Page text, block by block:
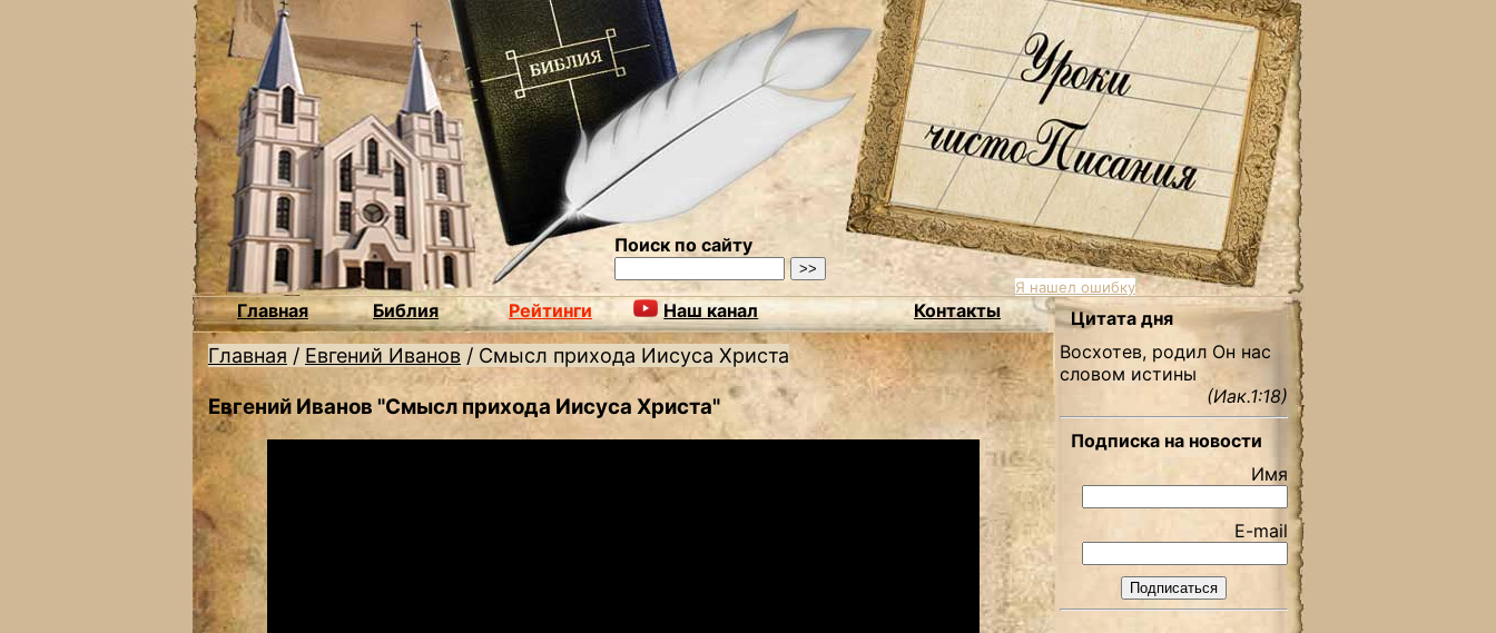
Поиск по сайту
Я нашел ошибку
Главная Библия Рейтинги Наш канал Контакты
Главная / Евгений Иванов / Смысл прихода Иисуса Христа
Евгений Иванов "Смысл прихода Иисуса Христа"
Цитата дня
Восхотев, родил Он нас
словом истины
(Иак.1:18)
Подписка на новости
Имя
E-mail